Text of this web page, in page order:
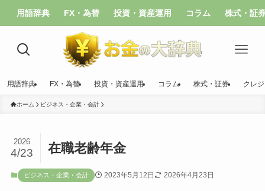
用語辞典 FX・為替 投資・資産運用 コラム 株式・証
用語辞典 FX・為替 投資・資産運用 コラム 株式・証券 クレ
ホーム ビジネス・企業・会計
在職老齢年金
2026
4/23
ビジネス・企業・会計 2023年5月12日 2026年4月23日